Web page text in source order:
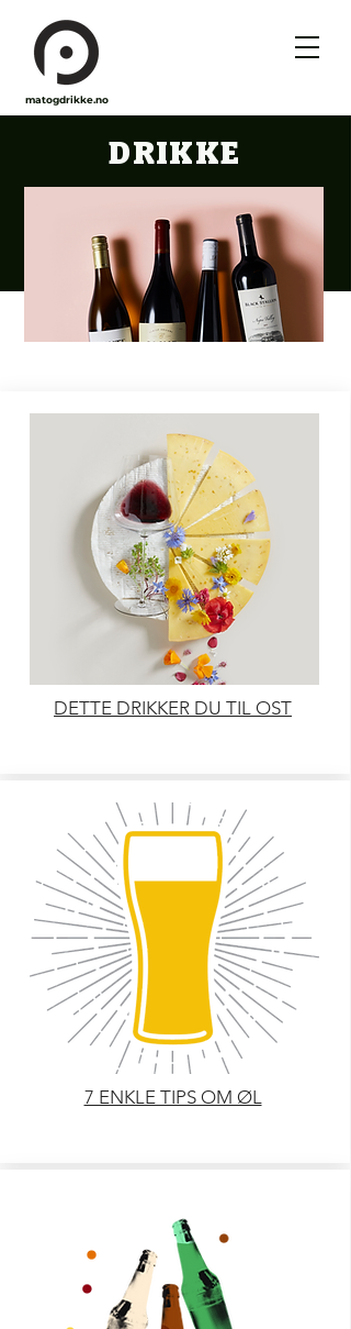
matogdrikke.no
DRIKKE
DETTE DRIKKER DU TIL OST
7 ENKLE TIPS OM ØL